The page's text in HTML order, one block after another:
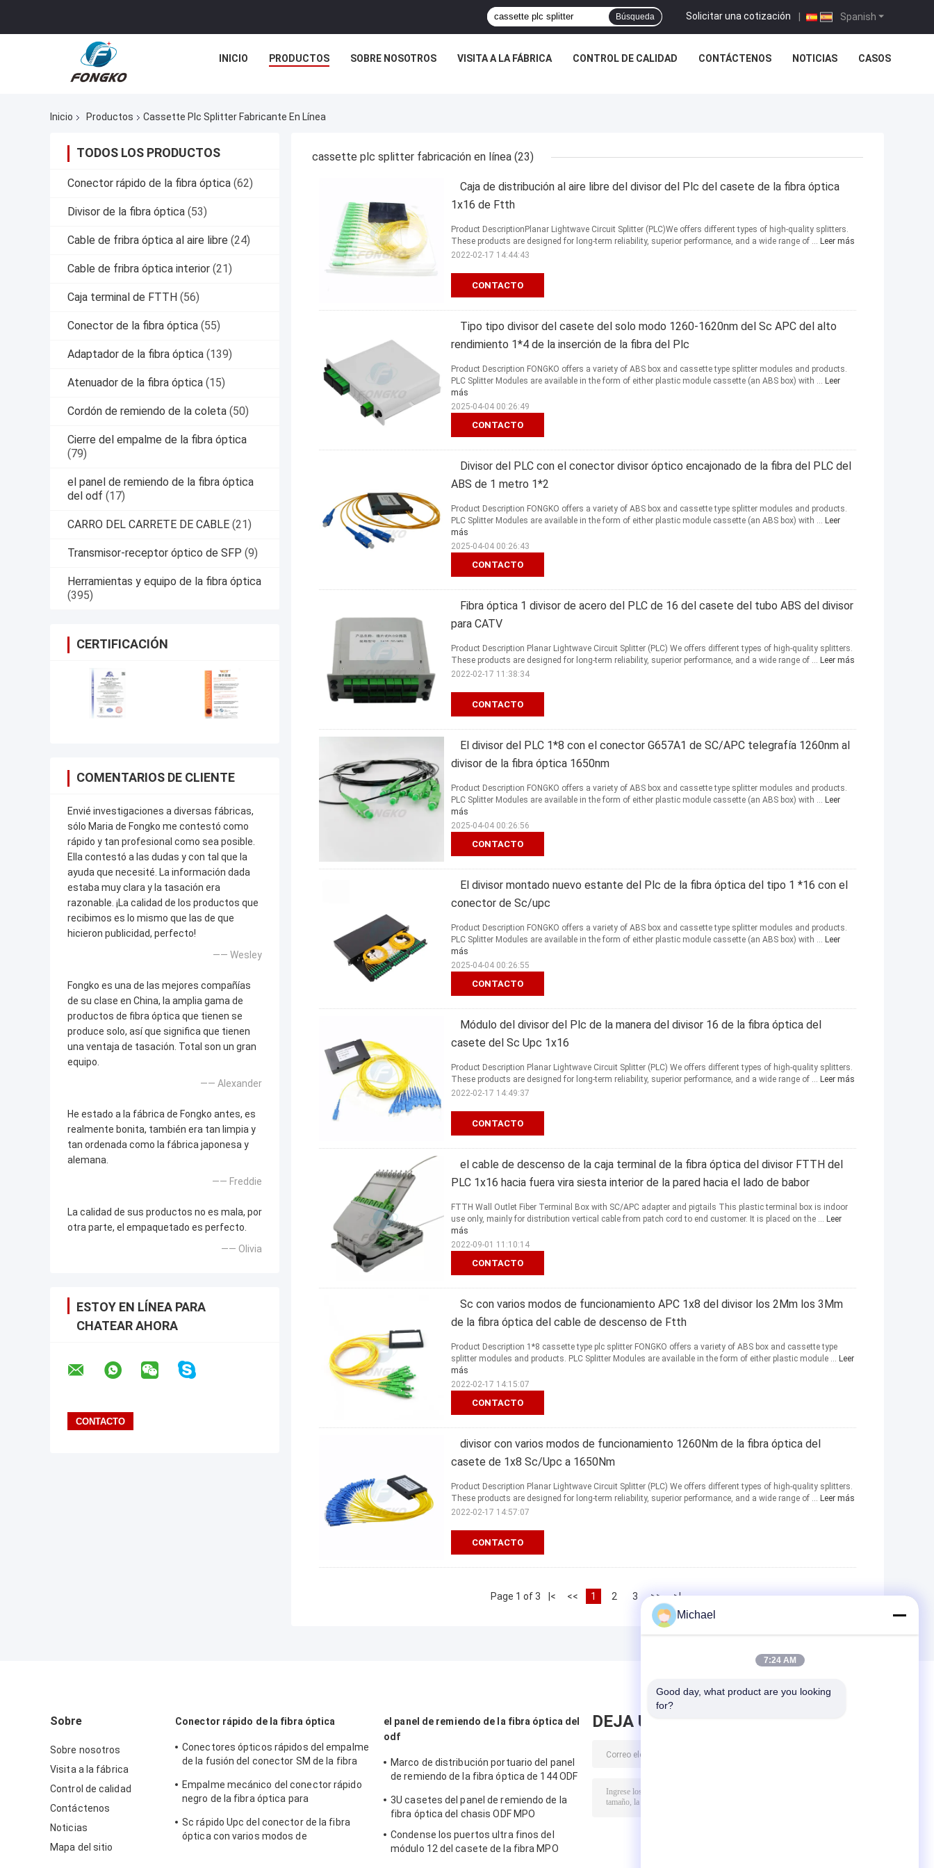
Spanish
Solicitar una cotización |
Búsqueda
INICIO PRODUCTOS SOBRE NOSOTROS VISITA A LA FÁBRICA CONTROL DE CALIDAD CONTÁCTENOS NOTICIAS CASOS
Inicio Productos Cassette Plc Splitter Fabricante En Línea
TODOS LOS PRODUCTOS
Conector rápido de la fibra óptica (62)
Divisor de la fibra óptica (53)
Cable de fribra óptica al aire libre (24)
Cable de fribra óptica interior (21)
Caja terminal de FTTH (56)
Conector de la fibra óptica (55)
Adaptador de la fibra óptica (139)
Atenuador de la fibra óptica (15)
Cordón de remiendo de la coleta (50)
Cierre del empalme de la fibra óptica
(79)
el panel de remiendo de la fibra óptica
del odf (17)
CARRO DEL CARRETE DE CABLE (21)
Transmisor-receptor óptico de SFP (9)
Herramientas y equipo de la fibra óptica
(395)
CERTIFICACIÓN
COMENTARIOS DE CLIENTE
Envié investigaciones a diversas fábricas,
sólo Maria de Fongko me contestó como
rápido y tan profesional como sea posible.
Ella contestó a las dudas y con tal que la
ayuda que necesité. La información dada
estaba muy clara y la tasación era
razonable. ¡La calidad de los productos que
recibimos es lo mismo que las de que
hicieron publicidad, perfecto!
—— Wesley
Fongko es una de las mejores compañías
de su clase en China, la amplia gama de
productos de fibra óptica que tienen se
produce solo, así que significa que tienen
una ventaja de tasación. Total son un gran
equipo.
—— Alexander
He estado a la fábrica de Fongko antes, es
realmente bonita, también era tan limpia y
tan ordenada como la fábrica japonesa y
alemana.
—— Freddie
La calidad de sus productos no es mala, por
otra parte, el empaquetado es perfecto.
—— Olivia
ESTOY EN LÍNEA PARA
CHATEAR AHORA
cassette plc splitter fabricación en línea (23)
Caja de distribución al aire libre del divisor del Plc del casete de la fibra óptica
1x16 de Ftth
CONTACTO
Product DescriptionPlanar Lightwave Circuit Splitter (PLC)We offers different types of high-quality splitters.
These products are designed for long-term reliability, superior performance, and a wide range of ... Leer más
2022-02-17 14:44:43
Tipo tipo divisor del casete del solo modo 1260-1620nm del Sc APC del alto
rendimiento 1*4 de la inserción de la fibra del Plc
CONTACTO
Product Description FONGKO offers a variety of ABS box and cassette type splitter modules and products.
PLC Splitter Modules are available in the form of either plastic module cassette (an ABS box) with ... Leer
más
2025-04-04 00:26:49
Divisor del PLC con el conector divisor óptico encajonado de la fibra del PLC del
ABS de 1 metro 1*2
CONTACTO
Product Description FONGKO offers a variety of ABS box and cassette type splitter modules and products.
PLC Splitter Modules are available in the form of either plastic module cassette (an ABS box) with ... Leer
más
2025-04-04 00:26:43
Fibra óptica 1 divisor de acero del PLC de 16 del casete del tubo ABS del divisor
para CATV
CONTACTO
Product Description Planar Lightwave Circuit Splitter (PLC) We offers different types of high-quality splitters.
These products are designed for long-term reliability, superior performance, and a wide range of ... Leer más
2022-02-17 11:38:34
El divisor del PLC 1*8 con el conector G657A1 de SC/APC telegrafía 1260nm al
divisor de la fibra óptica 1650nm
CONTACTO
Product Description FONGKO offers a variety of ABS box and cassette type splitter modules and products.
PLC Splitter Modules are available in the form of either plastic module cassette (an ABS box) with ... Leer
más
2025-04-04 00:26:56
El divisor montado nuevo estante del Plc de la fibra óptica del tipo 1 *16 con el
conector de Sc/upc
CONTACTO
Product Description FONGKO offers a variety of ABS box and cassette type splitter modules and products.
PLC Splitter Modules are available in the form of either plastic module cassette (an ABS box) with ... Leer
más
2025-04-04 00:26:55
Módulo del divisor del Plc de la manera del divisor 16 de la fibra óptica del
casete del Sc Upc 1x16
CONTACTO
Product Description Planar Lightwave Circuit Splitter (PLC) We offers different types of high-quality splitters.
These products are designed for long-term reliability, superior performance, and a wide range of ... Leer más
2022-02-17 14:49:37
el cable de descenso de la caja terminal de la fibra óptica del divisor FTTH del
PLC 1x16 hacia fuera vira siesta interior de la pared hacia el lado de babor
CONTACTO
FTTH Wall Outlet Fiber Terminal Box with SC/APC adapter and pigtails This plastic terminal box is indoor
use only, mainly for distribution vertical cable from patch cord to end customer. It is placed on the ... Leer
más
2022-09-01 11:10:14
Sc con varios modos de funcionamiento APC 1x8 del divisor los 2Mm los 3Mm
de la fibra óptica del cable de descenso de Ftth
CONTACTO
Product Description 1*8 cassette type plc splitter FONGKO offers a variety of ABS box and cassette type
splitter modules and products. PLC Splitter Modules are available in the form of either plastic module ... Leer
más
2022-02-17 14:15:07
divisor con varios modos de funcionamiento 1260Nm de la fibra óptica del
casete de 1x8 Sc/Upc a 1650Nm
CONTACTO
Product Description Planar Lightwave Circuit Splitter (PLC) We offers different types of high-quality splitters.
These products are designed for long-term reliability, superior performance, and a wide range of ... Leer más
2022-02-17 14:57:07
Page 1 of 3 |< << 1 2 3 >> >|
Sobre
Sobre nosotros
Visita a la fábrica
Control de calidad
Contáctenos
Noticias
Mapa del sitio
Conector rápido de la fibra óptica
Conectores ópticos rápidos del empalme
de la fusión del conector SM de la fibra
Empalme mecánico del conector rápido
negro de la fibra óptica para
Sc rápido Upc del conector de la fibra
óptica con varios modos de
el panel de remiendo de la fibra óptica del
odf
Marco de distribución portuario del panel
de remiendo de la fibra óptica de 144 ODF
3U casetes del panel de remiendo de la
fibra óptica del chasis ODF MPO
Condense los puertos ultra finos del
módulo 12 del casete de la fibra MPO
DEJA UN MENSAJE
Michael
7:24 AM
Good day, what product are you looking
for?